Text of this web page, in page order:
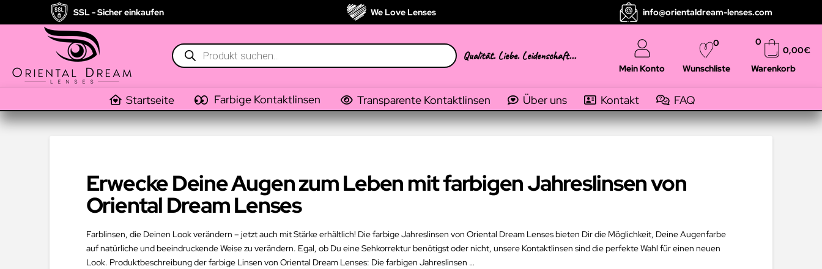
SSL - Sicher einkaufen We Love Lenses info@orientaldream-lenses.com
Products
search
Qualität. Liebe. Leidenschaft...
Mein Konto Wunschliste
0
Warenkorb
0,00€
0
Startseite Farbige Kontaktlinsen Transparente Kontaktlinsen Über uns Kontakt FAQ
Erwecke Deine Augen zum Leben mit farbigen Jahreslinsen von
Oriental Dream Lenses
Farblinsen, die Deinen Look verändern – jetzt auch mit Stärke erhältlich! Die farbige Jahreslinsen von Oriental Dream Lenses bieten Dir die Möglichkeit, Deine Augenfarbe
auf natürliche und beeindruckende Weise zu verändern. Egal, ob Du eine Sehkorrektur benötigst oder nicht, unsere Kontaktlinsen sind die perfekte Wahl für einen neuen
Look. Produktbeschreibung der farbige Linsen von Oriental Dream Lenses: Die farbigen Jahreslinsen …